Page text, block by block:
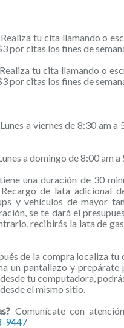
Realiza tu cita llamando o
por citas los fines de
tu cita llamando o
por citas los fines de
a viernes de 8:30 am a
a domingo de 8:00 am a
una duración de 30
de lata adicional
y vehículos de mayor
se te dará el
recibirás la lata de
de la compra localiza tu
un pantallazo y
tu computadora,
el mismo sitio.
Comunícate con
9447